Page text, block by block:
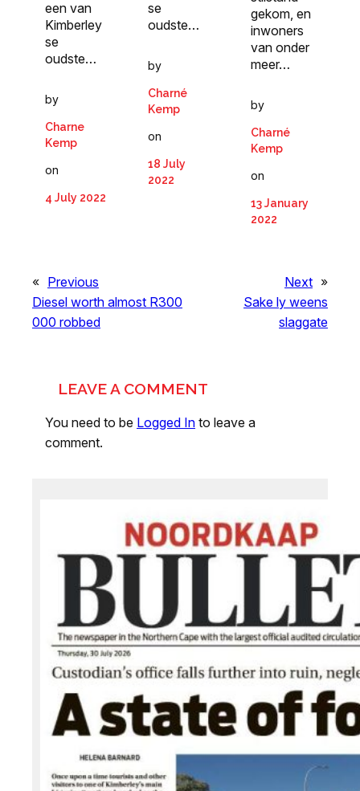
een van
Kimberley
se
oudste…
by
Charne
Kemp
on
4 July 2022
se
oudste…
by
Charné
Kemp
on
18 July
2022
gekom, en
inwoners
van onder
meer…
by
Charné
Kemp
on
13 January
2022
« Previous
Diesel worth almost R300
000 robbed
Next »
Sake ly weens
slaggate
LEAVE A COMMENT
You need to be Logged In to leave a
comment.